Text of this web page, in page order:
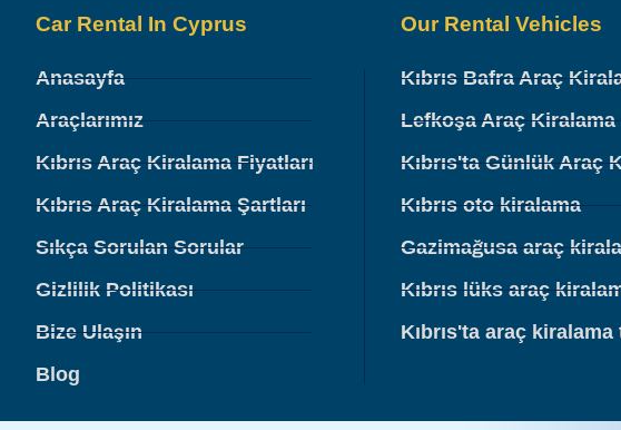
Car Rental In Cyprus
Anasayfa
Araçlarımız
Kıbrıs Araç Kiralama Fiyatları
Kıbrıs Araç Kiralama Şartları
Sıkça Sorulan Sorular
Gizlilik Politikası
Bize Ulaşın
Blog
Our Rental Vehicles
Kıbrıs Bafra Araç
Lefkoşa Araç Kiralama
Kıbrıs'ta Günlük Araç
Kıbrıs oto kiralama
Gazimağusa araç
Kıbrıs lüks araç
Kıbrıs'ta araç